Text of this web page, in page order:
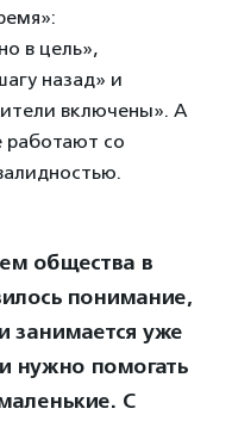
в цель»,
назад» и
включены». А
работают со
общества в
понимание,
занимается уже
нужно помогать
С